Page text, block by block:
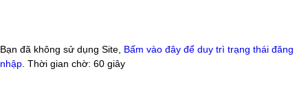
Bạn đã không sử dụng Site, Bấm vào đây để duy trì trạng thái đăng
nhập . Thời gian chờ: 60 giây